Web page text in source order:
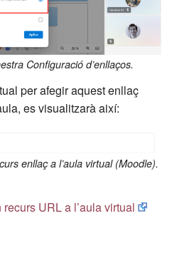
Configuració d’enllaços.
per afegir aquest enllaç
es visualitzarà així:
enllaç a l’aula virtual (Moodle).
URL a l’aula virtual